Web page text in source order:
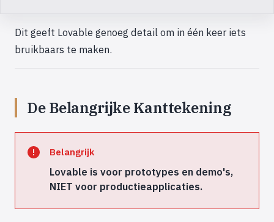
Dit geeft Lovable genoeg detail om in één keer iets
bruikbaars te maken.
De Belangrijke Kanttekening
Belangrijk
Lovable is voor prototypes en demo's,
NIET voor productieapplicaties.